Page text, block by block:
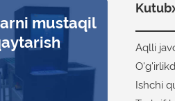
mustaqil
qurilma
Tashrif
javonlar
va aniq
Aqlli
Ishchi